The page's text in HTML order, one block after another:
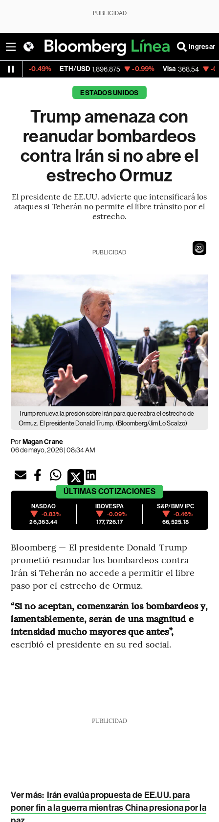
PUBLICIDAD
Ingresar
ETH/USD 1,896.875 -0.99% Visa 368.54 -0.28%
ESTADOS UNIDOS
Trump amenaza con
reanudar bombardeos
contra Irán si no abre el
estrecho Ormuz
El presidente de EE.UU. advierte que intensificará los
ataques si Teherán no permite el libre tránsito por el
estrecho.
21
PUBLICIDAD
Trump renueva la presión sobre Irán para que reabra el estrecho de
Ormuz. El presidente Donald Trump. (Bloomberg/Jim Lo Scalzo)
PorMagan Crane
06 de mayo, 2026 | 08:34 AM
ÚLTIMAS COTIZACIONES
NASDAQ
-0.83%
26,363.44
IBOVESPA
-0.09%
177,726.17
S&P/BMV IPC
-0.46%
66,525.18
Bloomberg — El presidente Donald Trump
prometió reanudar los bombardeos contra
Irán si Teherán no accede a permitir el libre
paso por el estrecho de Ormuz.
“Si no aceptan, comenzarán los bombardeos y,
lamentablemente, serán de una magnitud e
intensidad mucho mayores que antes”,
escribió el presidente en su red social.
PUBLICIDAD
Ver más: Irán evalúa propuesta de EE.UU. para
poner fin a la guerra mientras China presiona por la